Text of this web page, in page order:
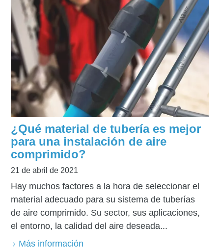
¿Qué material de tubería es mejor
para una instalación de aire
comprimido?
21 de abril de 2021
Hay muchos factores a la hora de seleccionar el
material adecuado para su sistema de tuberías
de aire comprimido. Su sector, sus aplicaciones,
el entorno, la calidad del aire deseada...
Más información